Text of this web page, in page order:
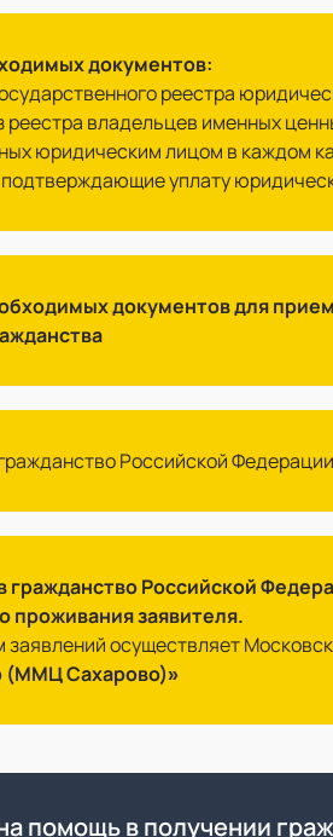
документов:
реестра
владельцев именных
юридическим лицом в каждом
уплату
документов для
Российской
гражданство Российской
проживания заявителя.
заявлений осуществляет
(ММЦ Сахарово)»
помощь в получении